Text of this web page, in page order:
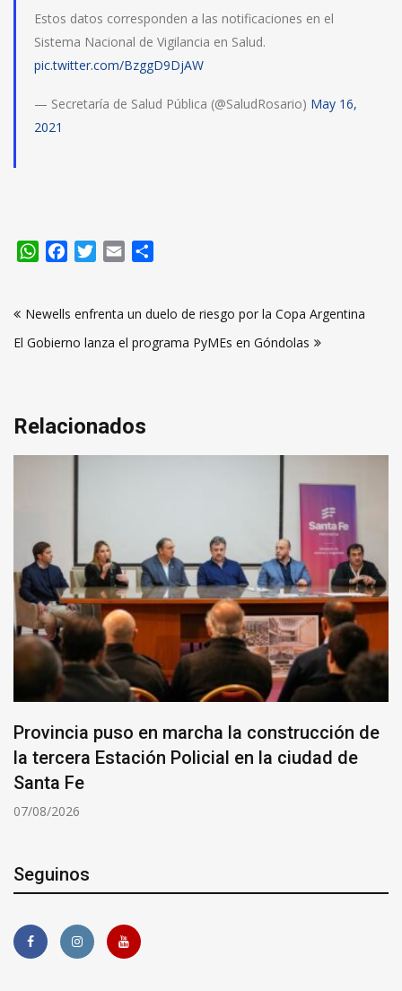
Estos datos corresponden a las notificaciones en el
Sistema Nacional de Vigilancia en Salud.
pic.twitter.com/BzggD9DjAW
— Secretaría de Salud Pública (@SaludRosario) May 16,
2021
WhatsApp
FacebookTwitter
Email
de
entradas
Newells enfrenta un duelo de riesgo por la Copa Argentina
El Gobierno lanza el programa PyMEs en Góndolas
Relacionados
Provincia puso en marcha la construcción de
la tercera Estación Policial en la ciudad de
Santa Fe
07/08/2026
Seguinos